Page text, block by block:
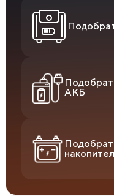
АКБ